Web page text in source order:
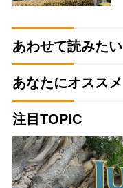
あわせて読みたい
あなたにオススメ
注目TOPIC